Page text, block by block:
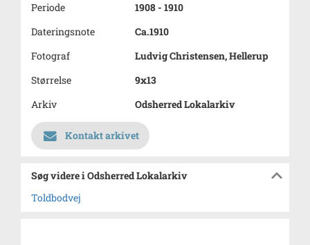
Periode
1908 - 1910
Dateringsnote
Ca.1910
Fotograf
Ludvig Christensen, Hellerup
Størrelse
9x13
Arkiv
Odsherred Lokalarkiv
Kontakt arkivet
Søg videre i Odsherred Lokalarkiv
Toldbodvej